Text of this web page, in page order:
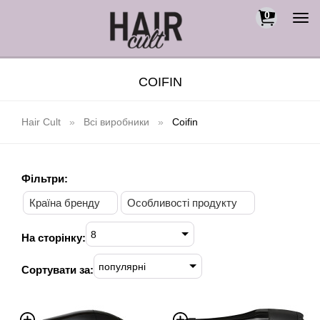
0
COIFIN
Hair Cult Всі виробники Coifin
Фільтри:
Країна бренду
Особливості продукту
На сторінку: 8
Сортувати за: популярні